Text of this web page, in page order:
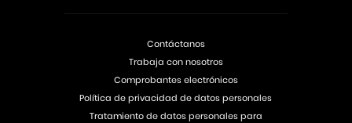
Contáctanos
Trabaja con nosotros
Comprobantes electrónicos
Política de privacidad de datos personales
Tratamiento de datos personales para